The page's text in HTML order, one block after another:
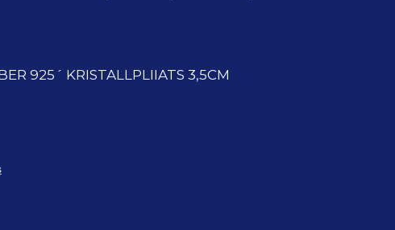
925´ KRISTALLPLIIATS 3,5CM